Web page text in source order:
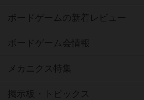
ボードゲームの新着レビュー
ボードゲーム会情報
メカニクス特集
掲示板・トピックス